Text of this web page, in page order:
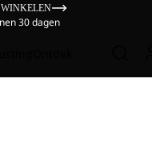
30 dagen